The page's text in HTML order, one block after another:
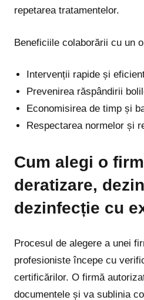
repetarea tratamentelor.
Beneficiile colaborării cu un
Intervenții rapide și
Prevenirea răspândirii
Economisirea de timp și
Respectarea normelor și
Cum alegi o
deratizare,
dezinfecție cu
Procesul de alegere a unei
profesioniste începe cu
certificărilor. O firmă
documentele și va sublinia